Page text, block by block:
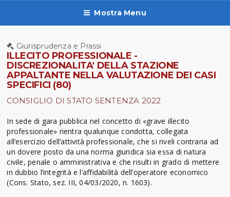
Mostra Menu
Giurisprudenza e Prassi
ILLECITO PROFESSIONALE -
DISCREZIONALITA' DELLA STAZIONE
APPALTANTE NELLA VALUTAZIONE DEI CASI
SPECIFICI (80)
CONSIGLIO DI STATO SENTENZA 2022
In sede di gara pubblica nel concetto di «grave illecito
professionale» rientra qualunque condotta, collegata
all’esercizio dell’attività professionale, che si riveli contraria ad
un dovere posto da una norma giuridica sia essa di natura
civile, penale o amministrativa e che risulti in grado di mettere
in dubbio l’integrità e l’affidabilità dell’operatore economico
(Cons. Stato, sez. III, 04/03/2020, n. 1603).